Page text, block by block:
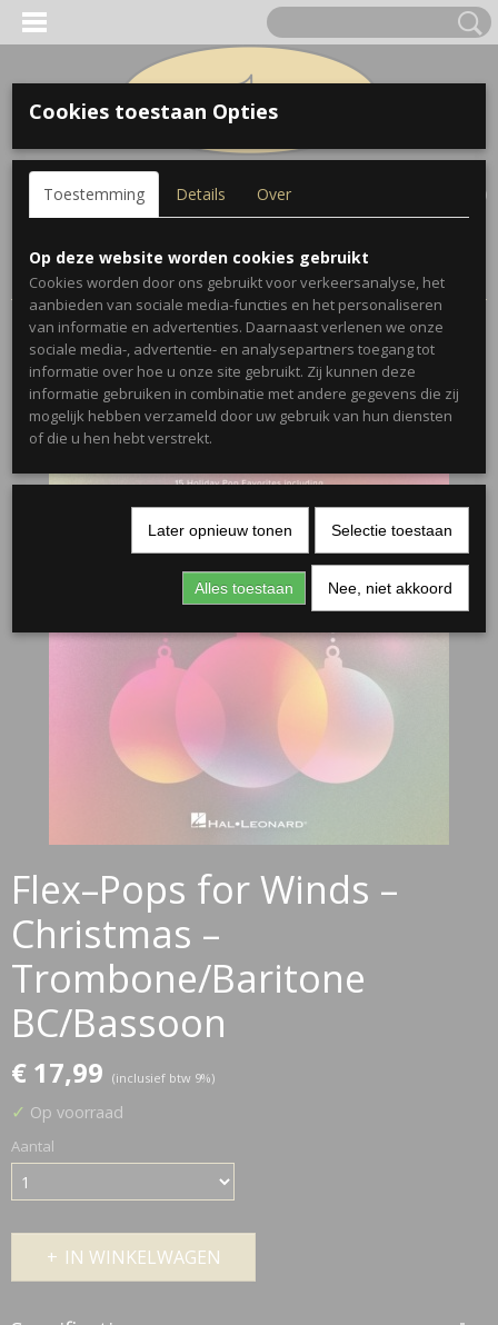
Inloggen Registreren
(0)
Home >Bladmuziek>Flex–Pops for Winds – Christmas –
Trombone/Baritone BC/Bassoon
Flex–Pops for Winds –
Christmas –
Trombone/Baritone
BC/Bassoon
€ 17,99 (inclusief btw 9%)
✓ Op voorraad
Aantal
IN WINKELWAGEN
Cookies toestaan Opties
Toestemming Details Over
Op deze website worden cookies gebruikt
Cookies worden door ons gebruikt voor verkeersanalyse, het
aanbieden van sociale media-functies en het personaliseren
van informatie en advertenties. Daarnaast verlenen we onze
sociale media-, advertentie- en analysepartners toegang tot
informatie over hoe u onze site gebruikt. Zij kunnen deze
informatie gebruiken in combinatie met andere gegevens die zij
mogelijk hebben verzameld door uw gebruik van hun diensten
of die u hen hebt verstrekt.
Later opnieuw tonen Selectie toestaan
Alles toestaan Nee, niet akkoord